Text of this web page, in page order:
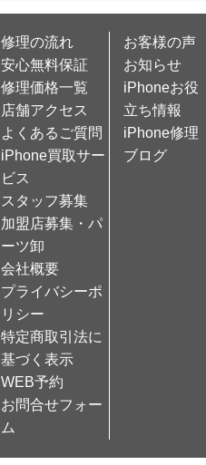
修理の流れ
安心無料保証
修理価格一覧
店舗アクセス
よくあるご質問
iPhone買取サー
ビス
スタッフ募集
加盟店募集・パ
ーツ卸
会社概要
プライバシーポ
リシー
特定商取引法に
基づく表示
WEB予約
お問合せフォー
ム
お客様の声
お知らせ
iPhoneお役
立ち情報
iPhone修理
ブログ